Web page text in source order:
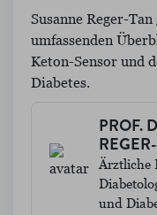
Susanne Reger-
umfassenden
Keton-Sensor und
Diabetes.
PROF.
Ärztliche
und